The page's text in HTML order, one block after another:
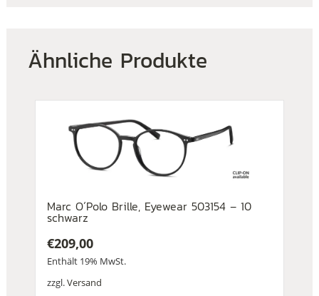
Ähnliche Produkte
Marc O´Polo Brille, Eyewear 503154 – 10
schwarz
€209,00
Enthält 19% MwSt.
zzgl.Versand